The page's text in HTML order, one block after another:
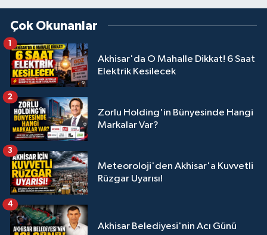
Çok Okunanlar
Akhisar'da O Mahalle Dikkat! 6 Saat
Elektrik Kesilecek
1
Zorlu Holding'in Bünyesinde Hangi
Markalar Var?
2
Meteoroloji'den Akhisar'a Kuvvetli
Rüzgar Uyarısı!
3
Akhisar Belediyesi'nin Acı Günü
4